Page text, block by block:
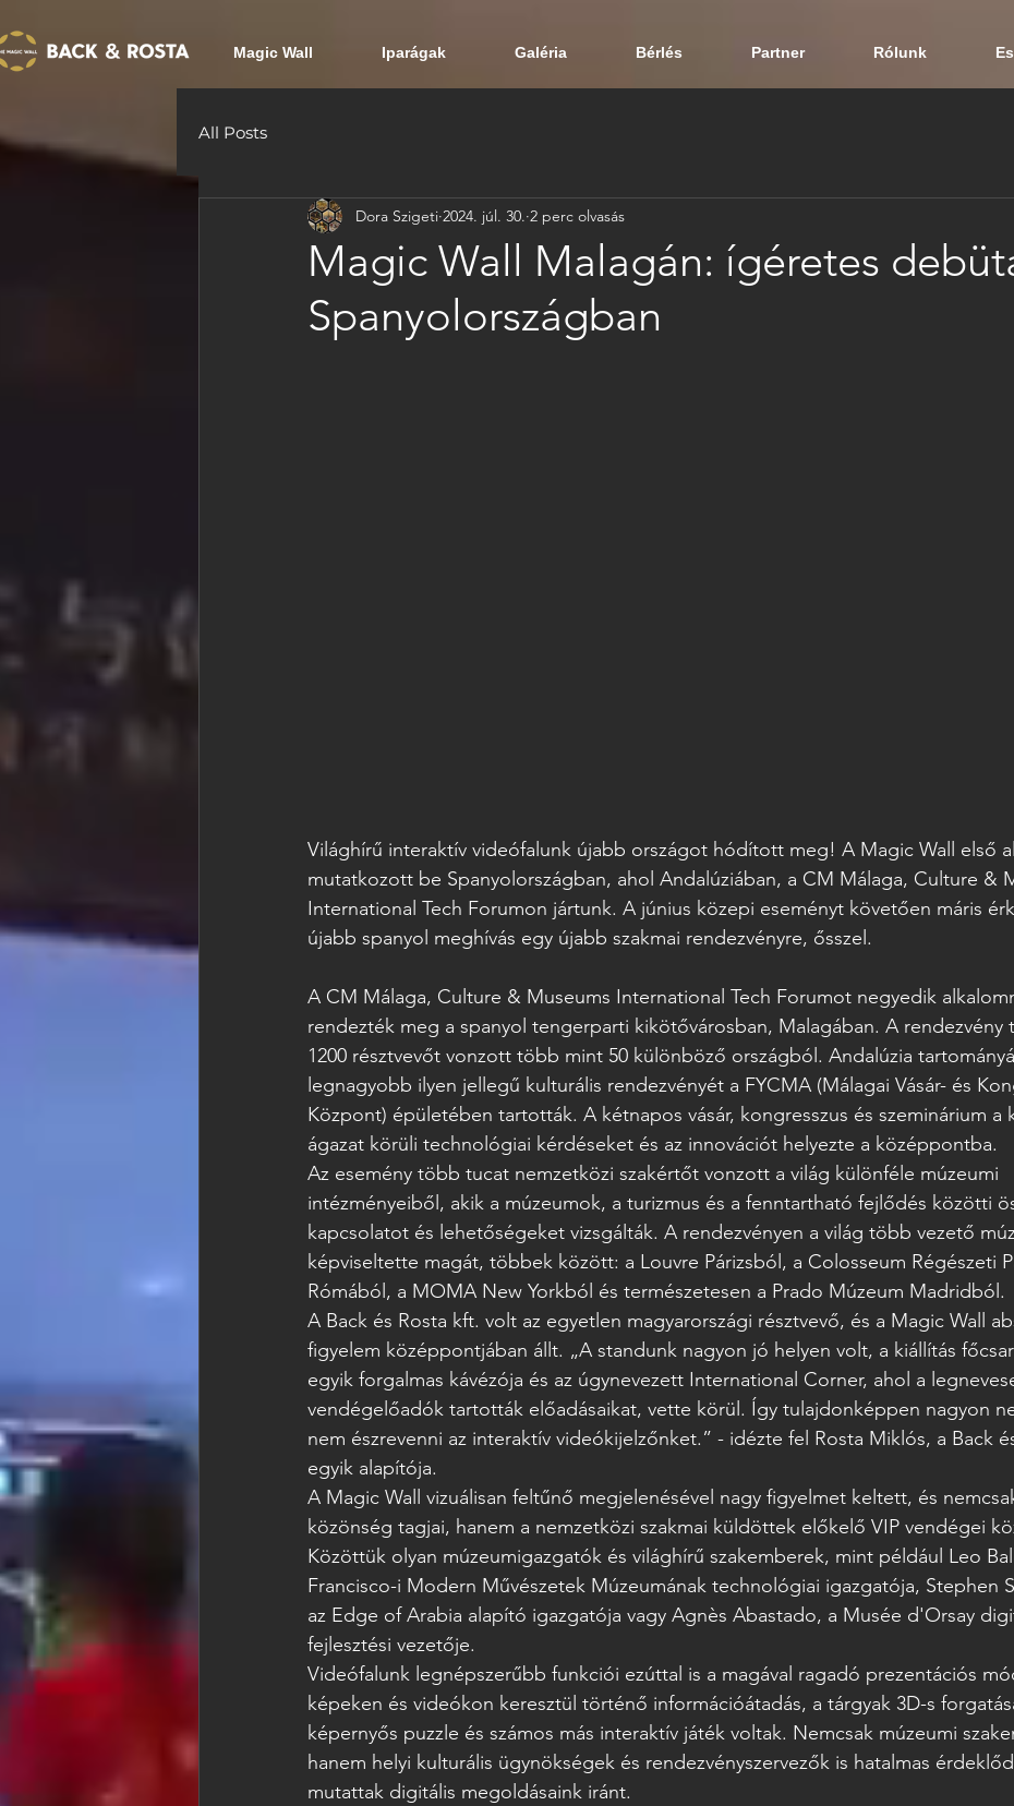
Magic Wall Iparágak Galéria Bérlés Partner Rólunk
All Posts
Magic Wall Malagán: ígéretes
Spanyolországban
Dora Szigeti 2024. júl. 30. 2 perc olvasás
Világhírű interaktív videófalunk újabb országot hódított meg! A Magic Wall első
mutatkozott be Spanyolországban, ahol Andalúziában, a CM Málaga, Culture &
International Tech Forumon jártunk. A június közepi eseményt követően máris
újabb spanyol meghívás egy újabb szakmai rendezvényre, ősszel.
A CM Málaga, Culture & Museums International Tech Forumot negyedik
rendezték meg a spanyol tengerparti kikötővárosban, Malagában. A rendezvény
1200 résztvevőt vonzott több mint 50 különböző országból. Andalúzia
legnagyobb ilyen jellegű kulturális rendezvényét a FYCMA (Málagai Vásár- és
Központ) épületében tartották. A kétnapos vásár, kongresszus és szeminárium a
ágazat körüli technológiai kérdéseket és az innovációt helyezte a középpontba.
Az esemény több tucat nemzetközi szakértőt vonzott a világ különféle múzeumi
intézményeiből, akik a múzeumok, a turizmus és a fenntartható fejlődés közötti
kapcsolatot és lehetőségeket vizsgálták. A rendezvényen a világ több vezető
képviseltette magát, többek között: a Louvre Párizsból, a Colosseum Régészeti
Rómából, a MOMA New Yorkból és természetesen a Prado Múzeum Madridból.
A Back és Rosta kft. volt az egyetlen magyarországi résztvevő, és a Magic Wall
figyelem középpontjában állt. „A standunk nagyon jó helyen volt, a kiállítás
egyik forgalmas kávézója és az úgynevezett International Corner, ahol a
vendégelőadók tartották előadásaikat, vette körül. Így tulajdonképpen nagyon
nem észrevenni az interaktív videókijelzőnket.” - idézte fel Rosta Miklós, a Back
egyik alapítója.
A Magic Wall vizuálisan feltűnő megjelenésével nagy figyelmet keltett, és
közönség tagjai, hanem a nemzetközi szakmai küldöttek előkelő VIP vendégei
Közöttük olyan múzeumigazgatók és világhírű szakemberek, mint például Leo
Francisco-i Modern Művészetek Múzeumának technológiai igazgatója, Stephen
az Edge of Arabia alapító igazgatója vagy Agnès Abastado, a Musée d'Orsay
fejlesztési vezetője.
Videófalunk legnépszerűbb funkciói ezúttal is a magával ragadó prezentációs
képeken és videókon keresztül történő információátadás, a tárgyak 3D-s
képernyős puzzle és számos más interaktív játék voltak. Nemcsak múzeumi
hanem helyi kulturális ügynökségek és rendezvényszervezők is hatalmas
mutattak digitális megoldásaink iránt.